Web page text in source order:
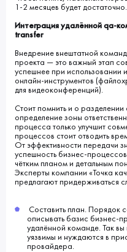
1-2 месяцев будет достаточно.
Интеграция удалённой qa-
transfer
Внедрение внештатной
проекта ― это важный этап
успешнее при использовании
онлайн-инструментов
для видеоконференций).
Стоит помнить и о
определение зоны
процесса только улучшит
процессов стоит отводить
От эффективности передачи
успешность бизнес-
чётким планом и детальным
Эксперты компании «Точка
предлагают придерживаться
Составить план. Порядок
описывать базис бизнес-
удалённой команде. Так вы
уязвимы и нуждаются в
провайдера.